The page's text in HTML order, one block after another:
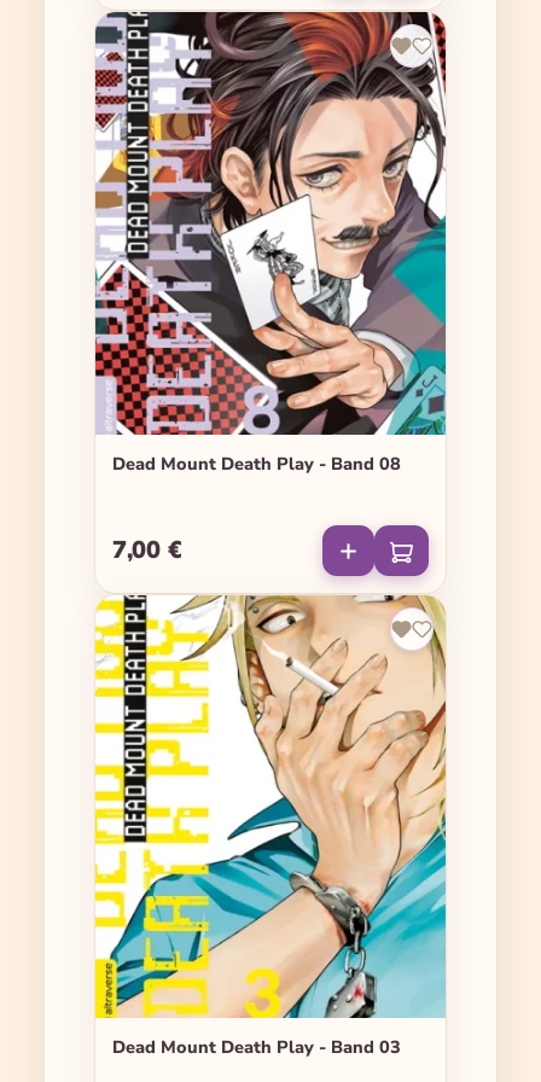
Dead Mount Death Play - Band 08
Regulärer Preis:
7,00 €
Dead Mount Death Play - Band 03